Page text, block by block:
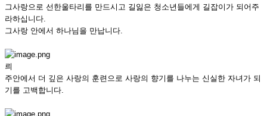
그사랑으로 선한울타리를 만드시고 길잃은 청소년들에게 길잡이가 되어주
라하십니다.
그사랑 안에서 하나님을 만납니다.
릐
주안에서 더 깊은 사랑의 훈련으로 사랑의 향기를 나누는 신실한 자녀가 되
기를 고백합니다.